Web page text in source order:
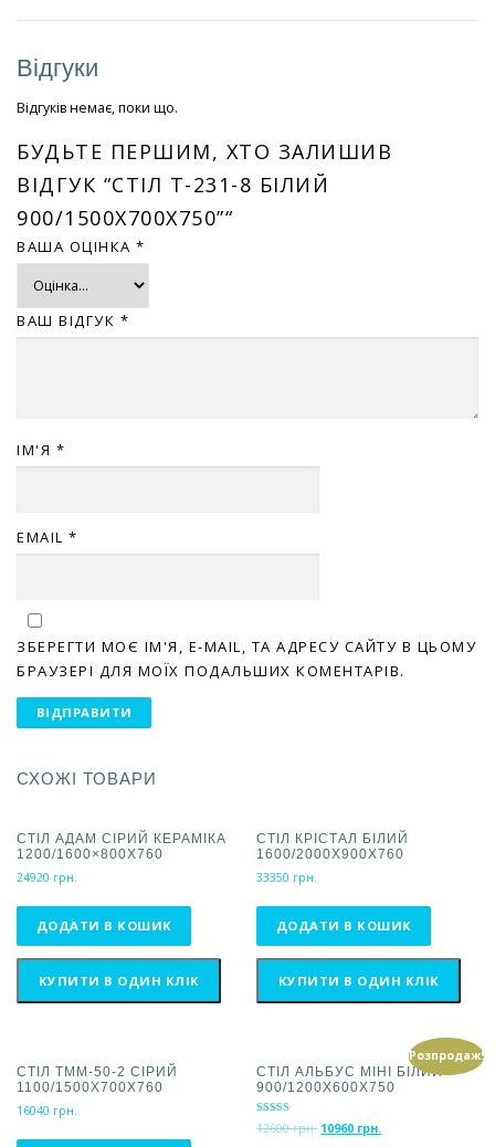
Відгуки
Відгуків немає, поки що.
БУДЬТЕ ПЕРШИМ, ХТО ЗАЛИШИВ
ВІДГУК “СТІЛ T-231-8 БІЛИЙ
900/1500Х700Х750”“
ВАША ОЦІНКА *
ВАШ ВІДГУК *
ІМ'Я *
EMAIL *
ЗБЕРЕГТИ МОЄ ІМ'Я, E-MAIL, ТА АДРЕСУ САЙТУ В ЦЬОМУ
БРАУЗЕРІ ДЛЯ МОЇХ ПОДАЛЬШИХ КОМЕНТАРІВ.
СХОЖІ ТОВАРИ
СТІЛ АДАМ СІРИЙ КЕРАМІКА
1200/1600×800Х760
24920 грн.
ДОДАТИ В КОШИК
КУПИТИ В ОДИН КЛІК
СТІЛ КРІСТАЛ БІЛИЙ
1600/2000X900X760
33350 грн.
ДОДАТИ В КОШИК
КУПИТИ В ОДИН КЛІК
СТІЛ TMM-50-2 СІРИЙ
1100/1500Х700Х760
16040 грн.
Розпродаж!
СТІЛ АЛЬБУС МІНІ БІЛИЙ
900/1200Х600Х750
Оцінено в
5.00
12600грн. О
10960 грн.